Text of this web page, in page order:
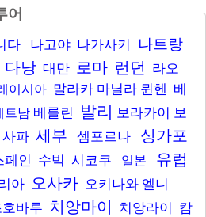
어
다 나고야 나가사키 나트랑
다낭 대만 로마 런던 라오
이시아 말라카 마닐라 뮌헨 베
트남 베를린 발리 보라카이 보
사파 세부 셈포르나
싱가포
페인 수빅 시코쿠 일본 유럽
아 오사카 오키나와 엘니
호바루 치앙마이 치앙라이 캄